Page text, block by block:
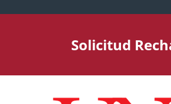
Solicitud